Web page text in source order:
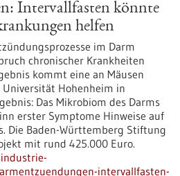
Intervallfasten könnte
helfen
im Darm
chronischer Krankheiten
kommt eine an Mäusen
Hohenheim in
Das Mikrobiom des Darms
erster Symptome Hinweise auf
Die Baden-Württemberg Stiftung
mit rund 425.000 Euro.
intervallfasten-